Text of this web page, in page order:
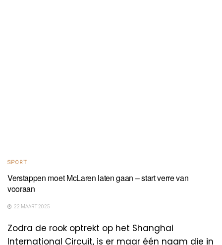
SPORT
Verstappen moet McLaren laten gaan – start verre van
vooraan
22 MAART 2025
Zodra de rook optrekt op het Shanghai
International Circuit, is er maar één naam die in